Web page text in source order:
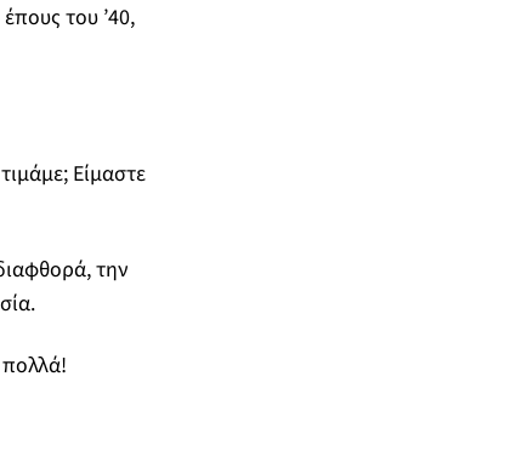
του ’40,
Είμαστε
την
πολλά!